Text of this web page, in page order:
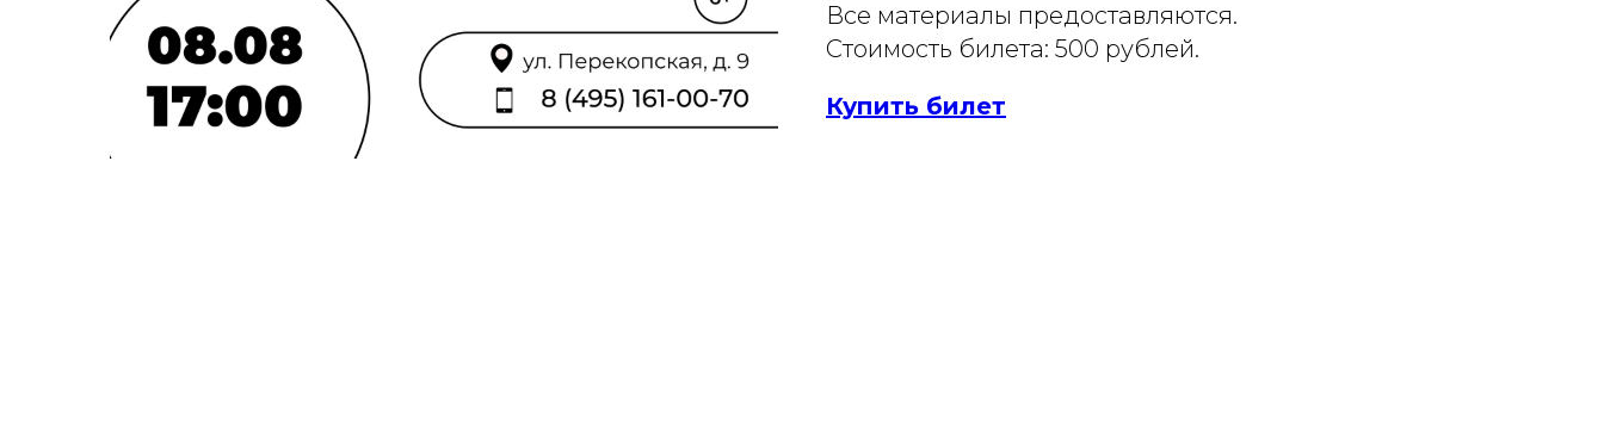
Все материалы предоставляются.
Стоимость билета: 500 рублей.
Купить билет